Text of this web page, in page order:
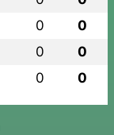
0 0
0 0
0 0